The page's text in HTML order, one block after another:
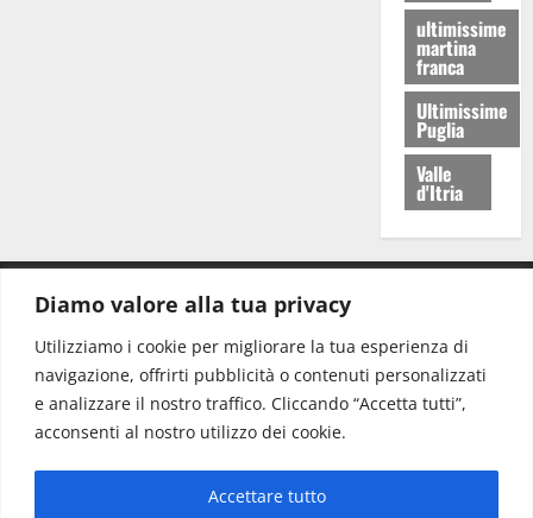
Diamo valore alla tua privacy
Utilizziamo i cookie per migliorare la tua esperienza di
navigazione, offrirti pubblicità o contenuti personalizzati
e analizzare il nostro traffico. Cliccando “Accetta tutti”,
acconsenti al nostro utilizzo dei cookie.
Accettare tutto
ultimissime
martina
franca
Ultimissime
Puglia
Valle
d'Itria
Redazione: redazione@www.martinasera.it
Direttore:direttore@www.martinasera.it
Info & Commerciale:info@www.martinasera.it